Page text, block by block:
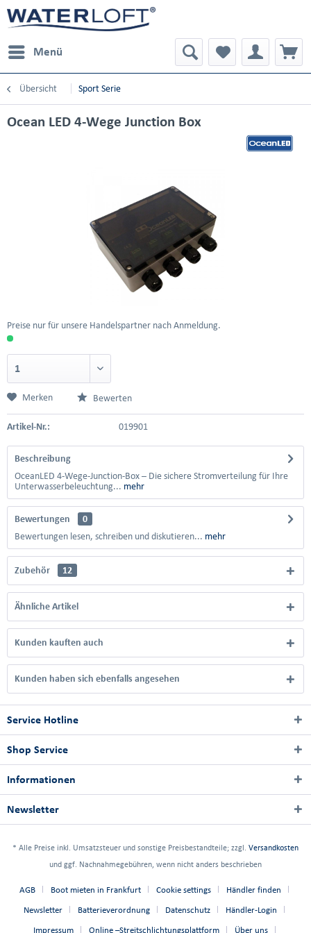
Menü
Übersicht Sport Serie
Ocean LED 4-Wege Junction Box
Preise nur für unsere Handelspartner nach Anmeldung.
Merken Bewerten
Artikel-Nr.: 019901
Beschreibung
OceanLED 4-Wege-Junction-Box – Die sichere Stromverteilung für Ihre
Unterwasserbeleuchtung... mehr
Bewertungen
0
Bewertungen lesen, schreiben und diskutieren... mehr
Zubehör 12
Ähnliche Artikel
Kunden kauften auch
Kunden haben sich ebenfalls angesehen
Service Hotline
Shop Service
Informationen
Newsletter
* Alle Preise inkl. Umsatzsteuer und sonstige Preisbestandteile; zzgl. Versandkosten
und ggf. Nachnahmegebühren, wenn nicht anders beschrieben
AGB Boot mieten in Frankfurt Cookie settings Händler finden
Newsletter Batterieverordnung Datenschutz Händler-Login
Impressum Online –Streitschlichtungsplattform Über uns